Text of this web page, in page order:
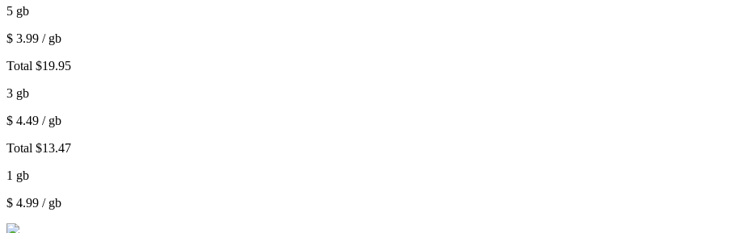
5 gb
$ 3.99 / gb
Total $19.95
3 gb
$ 4.49 / gb
Total $13.47
1 gb
$ 4.99 / gb